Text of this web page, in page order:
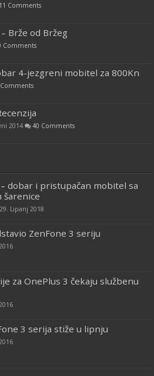
Comments
Brže od Bržeg
Comments
4-jezgreni mobitel za 800Kn
2014 40 Comments
– dobar i pristupačan mobitel sa
šarenice
29. Lipanj 2018
ZenFone 3 seriju
za OnePlus 3 čekaju službenu
3 serija stiže u lipnju